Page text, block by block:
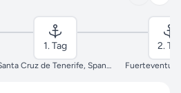
1. Tag 2.